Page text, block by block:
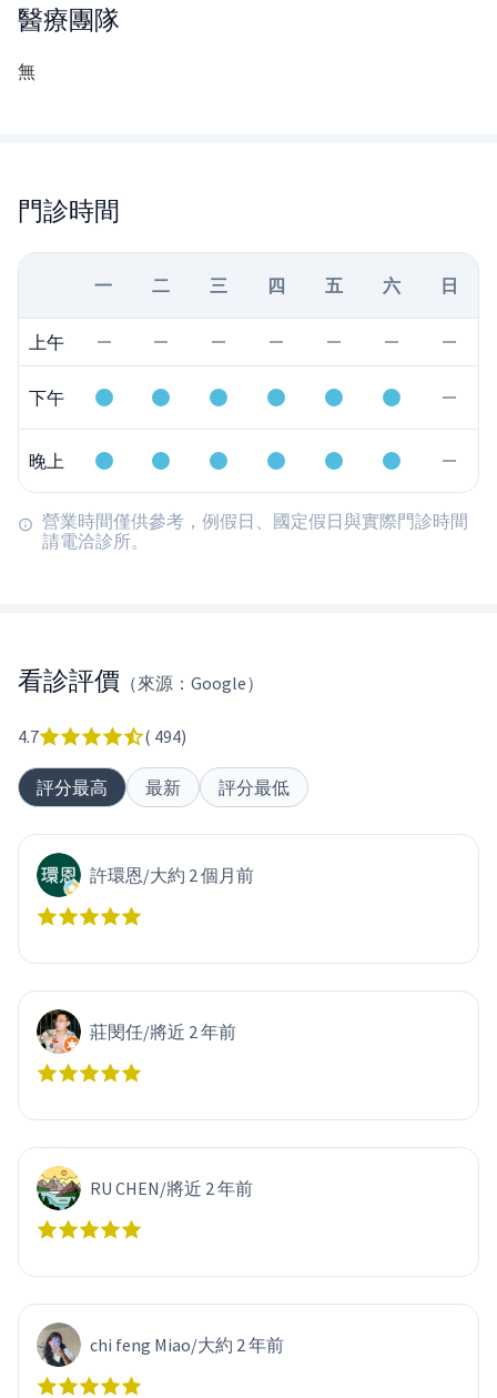
醫療團隊
無
門診時間
一 二 三 四 五 六 日
上午
下午
晚上
營業時間僅供參考，例假日、國定假日與實際門診時間
請電洽診所。
看診評價 （來源：Google）
4.7 ( 494)
評分最高 最新 評分最低
許環恩/大約 2 個月前
莊閔任/將近 2 年前
RU CHEN/將近 2 年前
chi feng Miao/大約 2 年前